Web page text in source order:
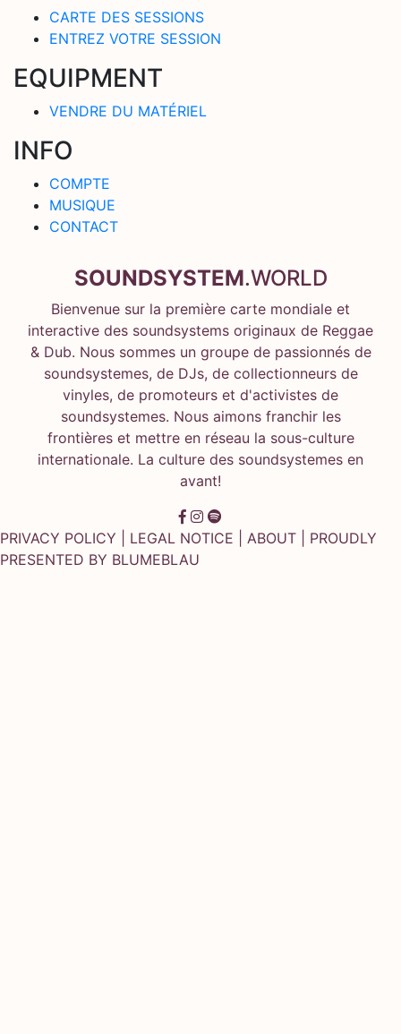
CARTE DES SESSIONS
ENTREZ VOTRE SESSION
EQUIPMENT
VENDRE DU MATÉRIEL
INFO
COMPTE
MUSIQUE
CONTACT
SOUNDSYSTEM.WORLD
Bienvenue sur la première carte mondiale et
interactive des soundsystems originaux de Reggae
& Dub. Nous sommes un groupe de passionnés de
soundsystemes, de DJs, de collectionneurs de
vinyles, de promoteurs et d'activistes de
soundsystemes. Nous aimons franchir les
frontières et mettre en réseau la sous-culture
internationale. La culture des soundsystemes en
avant!
PRIVACY POLICY LEGAL NOTICE ABOUT | PROUDLY
PRESENTED BY BLUMEBLAU